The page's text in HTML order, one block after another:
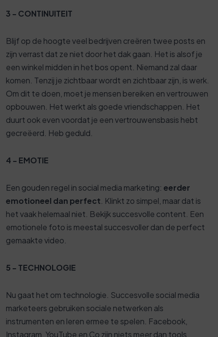
3 - CONTINUITEIT
Blijf op de hoogte veel bedrijven creëren twee posts en
zijn verrast dat ze niet door het dak gaan. Het is alsof je
een winkel midden in het bos opent. Niemand zal daar
komen. Tenzij je zichtbaar wordt en zichtbaar zijn, is werk.
Om dit te doen, moet je mensen bereiken en vertrouwen
opbouwen. Het werkt als goede vriendschappen. Het
duurt ook even voordat je een vertrouwensbasis hebt
gecreëerd. Heb geduld.
4 - EMOTIE
Een gouden regel in social media marketing: eerder
emotioneel dan perfect . Klinkt zo simpel, maar dat is
het vaak helemaal niet. Bekijk succesvolle content. Een
emotionele foto is meestal succesvoller dan de perfect
gemaakte video.
5 - TECHNOLOGIE
Nu gaat het om technologie. Succesvolle social media
marketeers gebruiken sociale netwerken als
instrumenten en leren ermee te spelen. Facebook,
Instagram, YouTube en Co zijn niets meer dan tools